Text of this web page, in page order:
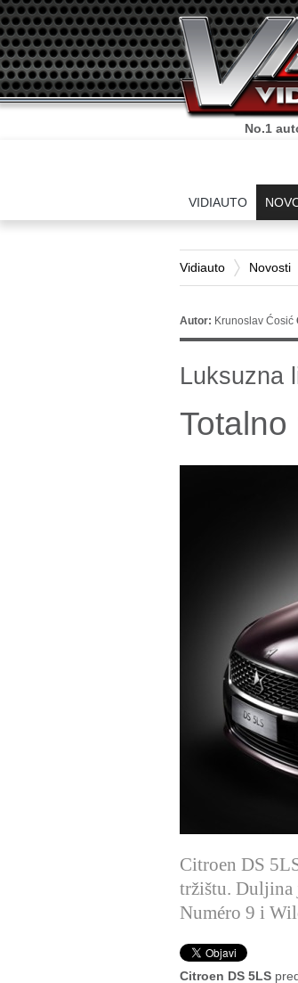
No.1
VIDIAUTO
Vidiauto Novosti
Autor: Krunoslav Ćosić
Luksuzna
Citroen DS
tržištu. Duljina
Numéro 9 i
Citroen DS 5LS